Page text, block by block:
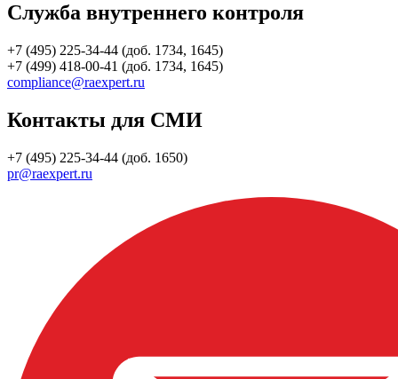
Служба внутреннего контроля
+7 (495) 225-34-44 (доб. 1734, 1645)
+7 (499) 418-00-41 (доб. 1734, 1645)
compliance@raexpert.ru
Контакты для СМИ
+7 (495) 225-34-44 (доб. 1650)
pr@raexpert.ru